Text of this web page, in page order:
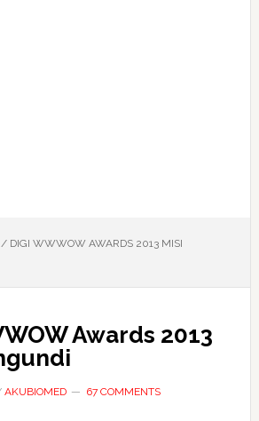
/DIGI WWWOW AWARDS 2013 MISI
Awards 2013
AKUBIOMED 67 COMMENTS